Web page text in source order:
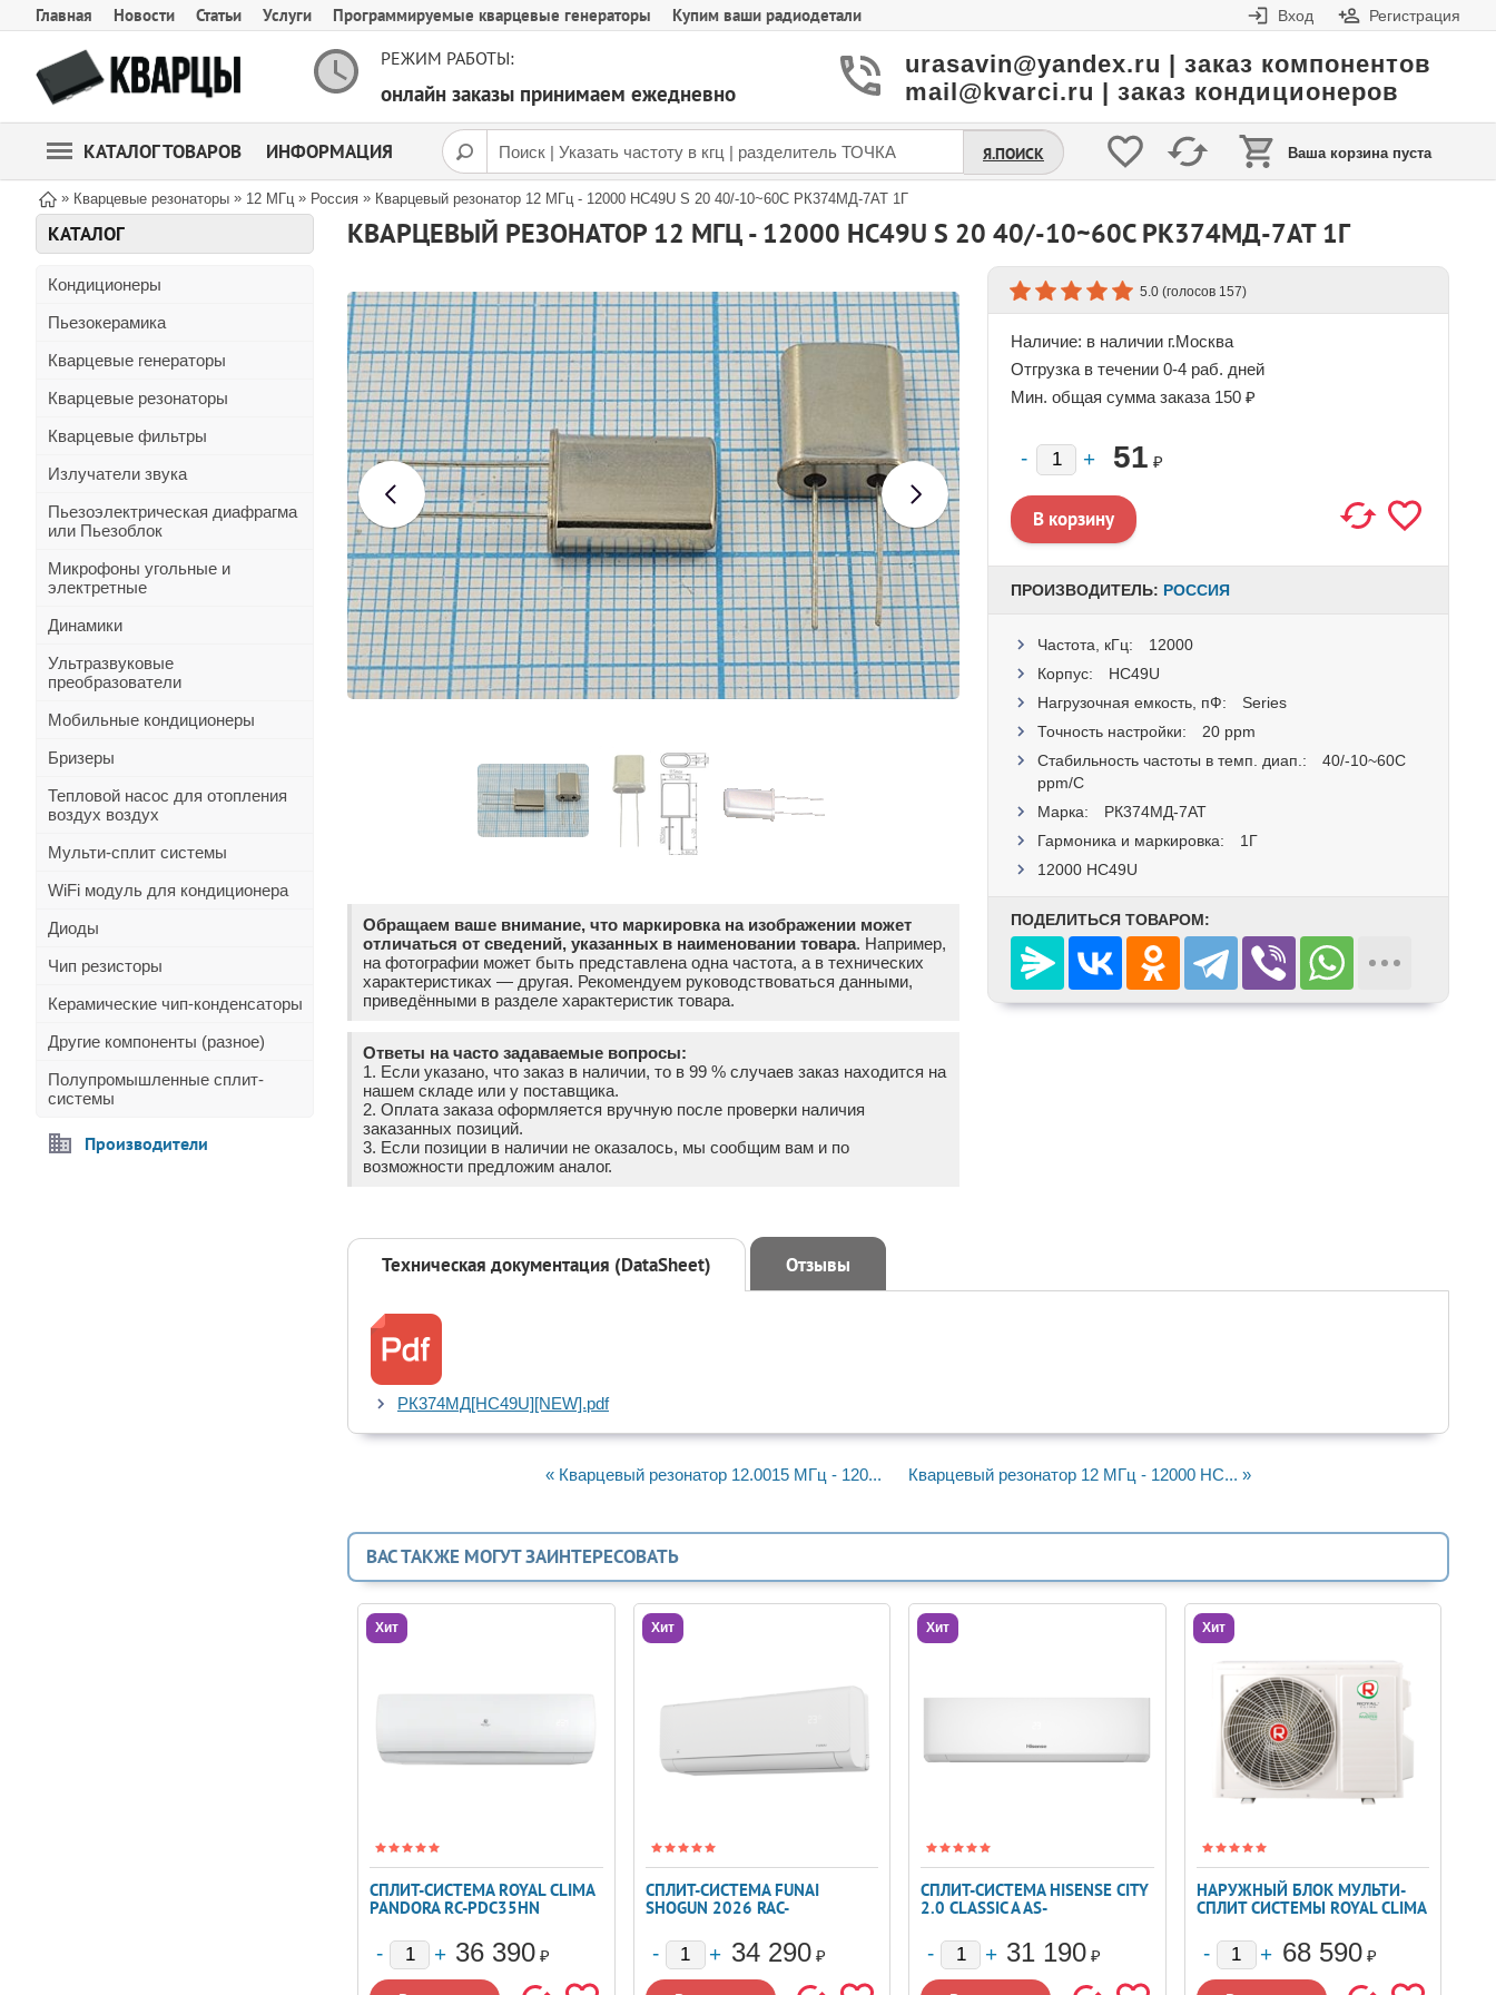
Главная Новости Статьи Услуги Программируемые кварцевые генераторы Купим ваши радиодетали Вход Регистрация
РЕЖИМ РАБОТЫ:
онлайн заказы принимаем ежедневно
urasavin@yandex.ru | заказ компонентов
mail@kvarci.ru | заказ кондиционеров
КАТАЛОГ ТОВАРОВ ИНФОРМАЦИЯ Ваша корзина пуста
Я.ПОИСК
» Кварцевые резонаторы » 12 МГц » Россия » Кварцевый резонатор 12 МГц - 12000 HC49U S 20 40/-10~60C РК374МД-7АТ 1Г
КАТАЛОГ
Кондиционеры
Пьезокерамика
Кварцевые генераторы
Кварцевые резонаторы
Кварцевые фильтры
Излучатели звука
Пьезоэлектрическая диафрагма
или Пьезоблок
Микрофоны угольные и
электретные
Динамики
Ультразвуковые
преобразователи
Мобильные кондиционеры
Бризеры
Тепловой насос для отопления
воздух воздух
Мульти-сплит системы
WiFi модуль для кондиционера
Диоды
Чип резисторы
Керамические чип-конденсаторы
Другие компоненты (разное)
Полупромышленные сплит-
системы
Производители
КВАРЦЕВЫЙ РЕЗОНАТОР 12 МГЦ - 12000 HC49U S 20 40/-10~60C РК374МД-7АТ 1Г
Обращаем ваше внимание, что маркировка на изображении может
отличаться от сведений, указанных в наименовании товара. Например,
на фотографии может быть представлена одна частота, а в технических
характеристиках — другая. Рекомендуем руководствоваться данными,
приведёнными в разделе характеристик товара.
Ответы на часто задаваемые вопросы:
1. Если указано, что заказ в наличии, то в 99 % случаев заказ находится на
нашем складе или у поставщика.
2. Оплата заказа оформляется вручную после проверки наличия
заказанных позиций.
3. Если позиции в наличии не оказалось, мы сообщим вам и по
возможности предложим аналог.
5.0 (голосов 157)
Наличие: в наличии г.Москва
Отгрузка в течении 0-4 раб. дней
Мин. общая сумма заказа 150 ₽
51 ₽
ПРОИЗВОДИТЕЛЬ: РОССИЯ
Частота, кГц:
12000
Корпус:
HC49U
Нагрузочная емкость, пФ:
Series
Точность настройки:
20 ppm
Стабильность частоты в темп. диап.:
40/-10~60C
ppm/C
Маркa:
РК374МД-7АТ
Гармоника и маркировка:
1Г
12000 HC49U
ПОДЕЛИТЬСЯ ТОВАРОМ:
Техническая документация (DataSheet) Отзывы
РК374МД[HC49U][NEW].pdf
« Кварцевый резонатор 12.0015 МГц - 120... Кварцевый резонатор 12 МГц - 12000 HC... »
ВАС ТАКЖЕ МОГУТ ЗАИНТЕРЕСОВАТЬ
Хит
СПЛИТ-СИСТЕМА ROYAL CLIMA
PANDORA RC-PDC35HN
36 390 ₽
Хит
СПЛИТ-СИСТЕМА FUNAI
SHOGUN 2026 RAC-
34 290 ₽
Хит
СПЛИТ-СИСТЕМА HISENSE CITY
2.0 CLASSIC A AS-
31 190 ₽
Хит
НАРУЖНЫЙ БЛОК МУЛЬТИ-
СПЛИТ СИСТЕМЫ ROYAL CLIMA
68 590 ₽